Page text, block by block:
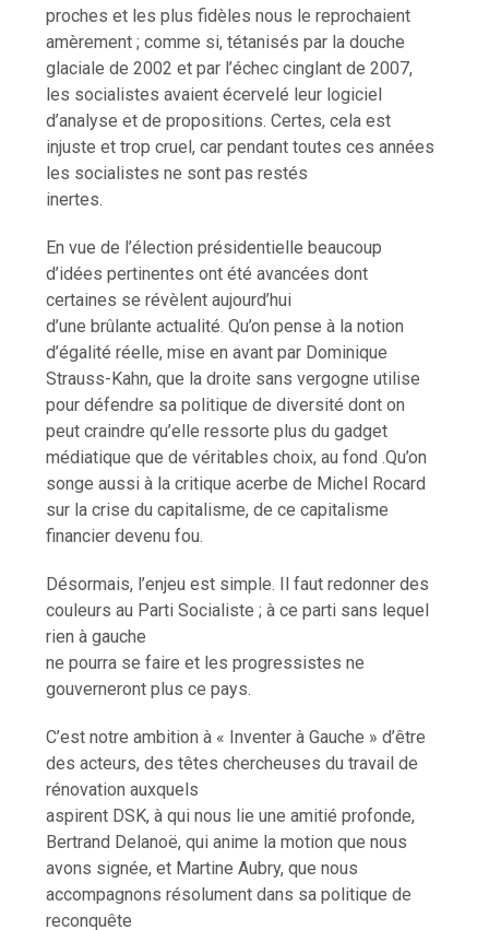
proches et les plus fidèles nous le reprochaient
amèrement ; comme si, tétanisés par la douche
glaciale de 2002 et par l’échec cinglant de 2007,
les socialistes avaient écervelé leur logiciel
d’analyse et de propositions. Certes, cela est
injuste et trop cruel, car pendant toutes ces années
les socialistes ne sont pas restés
inertes.
En vue de l’élection présidentielle beaucoup
d’idées pertinentes ont été avancées dont
certaines se révèlent aujourd’hui
d’une brûlante actualité. Qu’on pense à la notion
d’égalité réelle, mise en avant par Dominique
Strauss-Kahn, que la droite sans vergogne utilise
pour défendre sa politique de diversité dont on
peut craindre qu’elle ressorte plus du gadget
médiatique que de véritables choix, au fond .Qu’on
songe aussi à la critique acerbe de Michel Rocard
sur la crise du capitalisme, de ce capitalisme
financier devenu fou.
Désormais, l’enjeu est simple. Il faut redonner des
couleurs au Parti Socialiste ; à ce parti sans lequel
rien à gauche
ne pourra se faire et les progressistes ne
gouverneront plus ce pays.
C’est notre ambition à « Inventer à Gauche » d’être
des acteurs, des têtes chercheuses du travail de
rénovation auxquels
aspirent DSK, à qui nous lie une amitié profonde,
Bertrand Delanoë, qui anime la motion que nous
avons signée, et Martine Aubry, que nous
accompagnons résolument dans sa politique de
reconquête